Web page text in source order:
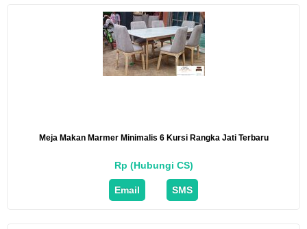
Meja Makan Marmer Minimalis 6 Kursi Rangka Jati Terbaru
Rp (Hubungi CS)
Email SMS